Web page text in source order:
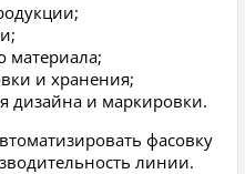
материала;
и хранения;
дизайна и маркировки.
фасовку
линии.